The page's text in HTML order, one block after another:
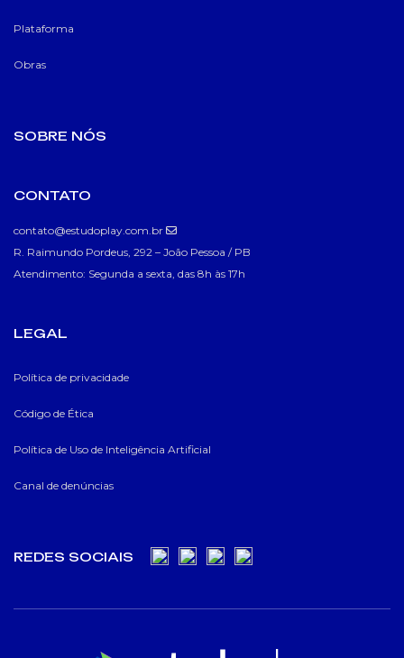
Plataforma
Obras
SOBRE NÓS
CONTATO
contato@estudoplay.com.br
R. Raimundo Pordeus, 292 – João Pessoa / PB
Atendimento: Segunda a sexta, das 8h às 17h
LEGAL
Política de privacidade
Código de Ética
Política de Uso de Inteligência Artificial
Canal de denúncias
REDES SOCIAIS